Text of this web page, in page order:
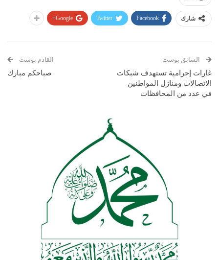
شارك Facebook
Twitter
Google+
السابق بوست
غارات إجرامية تستهدف شبكات
الاتصالات ومنازل المواطنين
في عدد من المحافظات
القادم بوست
صباحكم مبارك